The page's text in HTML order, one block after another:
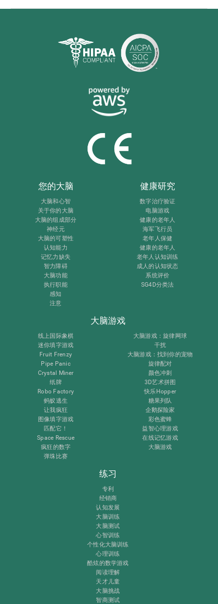
您的大脑
大脑和心智
关于你的大脑
大脑的组成部分
神经元
大脑的可塑性
认知能力
记忆力缺失
智力障碍
大脑功能
执行职能
感知
注意
健康研究
数字治疗验证
电脑游戏
健康的老年人
海军飞行员
老年人保健
健康的老年人
老年人认知训练
成人的认知状态
系统评价
SG4D分类法
大脑游戏
线上国际象棋
迷你填字游戏
Fruit Frenzy
Pipe Panic
Crystal Miner
纸牌
Robo Factory
蚂蚁逃生
让我疯狂
图像填字游戏
匹配它！
Space Rescue
疯狂的数字
弹珠比赛
大脑游戏：旋律网球
干扰
大脑游戏：找到你的宠物
旋律配对
颜色冲刺
3D艺术拼图
快乐Hopper
糖果列队
企鹅探险家
彩色蜜蜂
益智心理游戏
在线记忆游戏
大脑游戏
练习
专利
经销商
认知发展
大脑训练
大脑测试
心智训练
个性化大脑训练
心理训练
酷炫的数学游戏
阅读理解
天才儿童
大脑挑战
智商测试